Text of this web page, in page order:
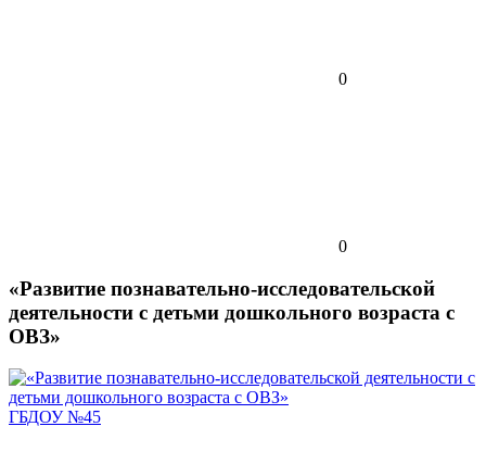
0
0
«Развитие познавательно-исследовательской
деятельности с детьми дошкольного возраста с
ОВЗ»
ГБДОУ №45